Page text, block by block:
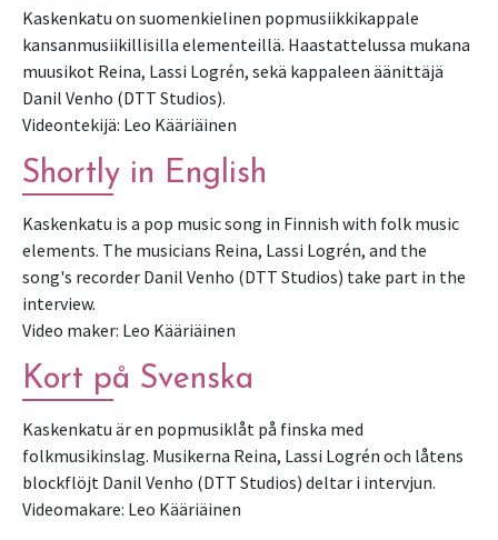
Kaskenkatu on suomenkielinen popmusiikkikappale
kansanmusiikillisilla elementeillä. Haastattelussa mukana
muusikot Reina, Lassi Logrén, sekä kappaleen äänittäjä
Danil Venho (DTT Studios).
Videontekijä: Leo Kääriäinen
Shortly in English
Kaskenkatu is a pop music song in Finnish with folk music
elements. The musicians Reina, Lassi Logrén, and the
song's recorder Danil Venho (DTT Studios) take part in the
interview.
Video maker: Leo Kääriäinen
Kort på Svenska
Kaskenkatu är en popmusiklåt på finska med
folkmusikinslag. Musikerna Reina, Lassi Logrén och låtens
blockflöjt Danil Venho (DTT Studios) deltar i intervjun.
Videomakare: Leo Kääriäinen